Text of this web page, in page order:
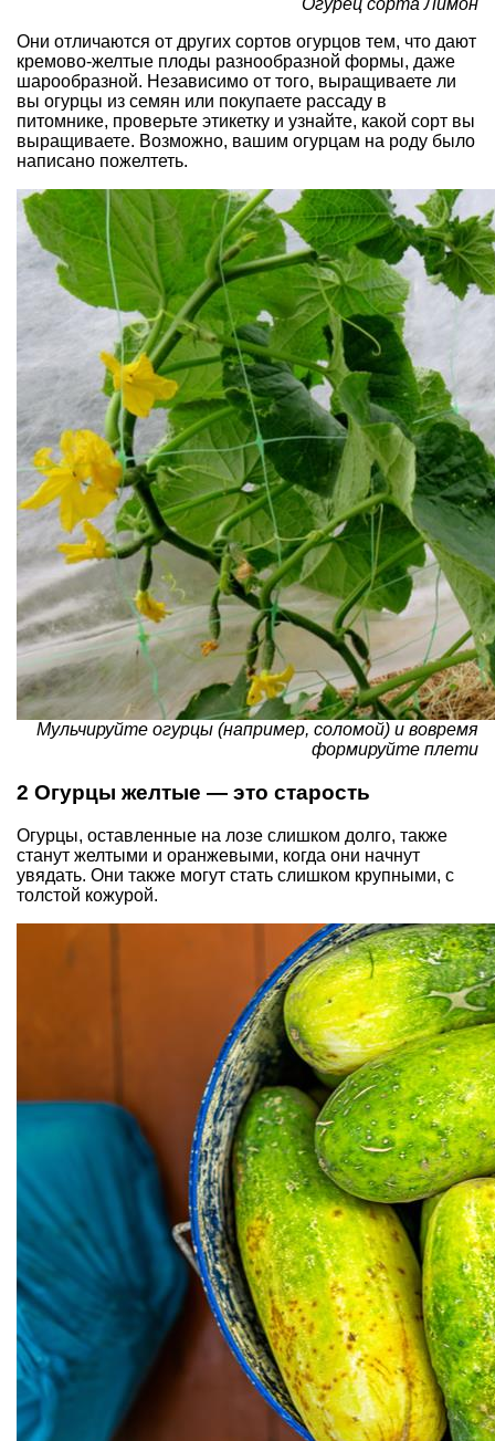
Огурец сорта Лимон
Они отличаются от других сортов огурцов тем, что дают
кремово-желтые плоды разнообразной формы, даже
шарообразной. Независимо от того, выращиваете ли
вы огурцы из семян или покупаете рассаду в
питомнике, проверьте этикетку и узнайте, какой сорт вы
выращиваете. Возможно, вашим огурцам на роду было
написано пожелтеть.
Мульчируйте огурцы (например, соломой) и вовремя
формируйте плети
2 Огурцы желтые — это старость
Огурцы, оставленные на лозе слишком долго, также
станут желтыми и оранжевыми, когда они начнут
увядать. Они также могут стать слишком крупными, с
толстой кожурой.